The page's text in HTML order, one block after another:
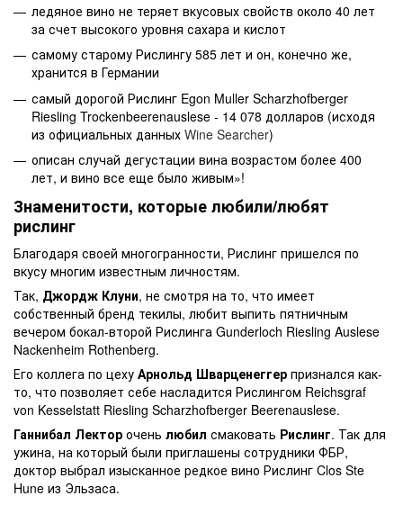
ледяное вино не теряет вкусовых свойств около 40 лет
за счет высокого уровня сахара и кислот
самому старому Рислингу 585 лет и он, конечно же,
хранится в Германии
самый дорогой Рислинг Egon Muller Scharzhofberger
Riesling Trockenbeerenauslese - 14 078 долларов (исходя
из официальных данных Wine Searcher)
описан случай дегустации вина возрастом более 400
лет, и вино все еще было живым»!
Знаменитости, которые любили/любят
рислинг
Благодаря своей многогранности, Рислинг пришелся по
вкусу многим известным личностям.
Так, Джордж Клуни, не смотря на то, что имеет
собственный бренд текилы, любит выпить пятничным
вечером бокал-второй Рислинга Gunderloch Riesling Auslese
Nackenheim Rothenberg.
Его коллега по цеху Арнольд Шварценеггер признался как-
то, что позволяет себе насладится Рислингом Reichsgraf
von Kesselstatt Riesling Scharzhofberger Beerenauslese.
Ганнибал Лектор очень любил смаковать Рислинг. Так для
ужина, на который были приглашены сотрудники ФБР,
доктор выбрал изысканное редкое вино Рислинг Clos Ste
Hune из Эльзаса.